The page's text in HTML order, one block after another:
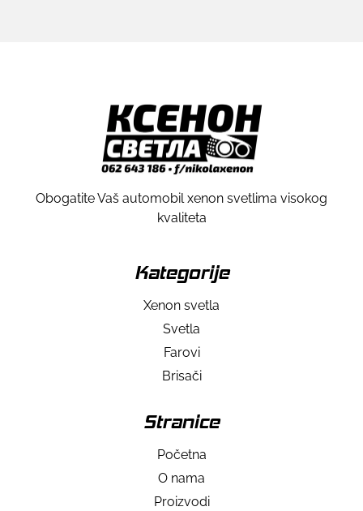
Obogatite Vaš automobil xenon svetlima visokog
kvaliteta
Kategorije
Xenon svetla
Svetla
Farovi
Brisači
Stranice
Početna
O nama
Proizvodi